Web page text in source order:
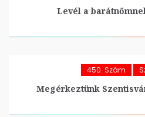
Levél a
450. Szám
Megérkeztünk